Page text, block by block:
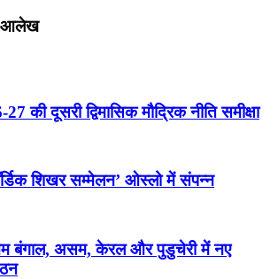
22-24 जुलाई 2026
16-18 जुलाई 2026
आलेख
27 की दूसरी द्विमासिक मौद्रिक नीति समीक्षा
शिखर सम्मेलन’ ओस्लो में संपन्न
बंगाल, असम, केरल और पुडुचेरी में नए